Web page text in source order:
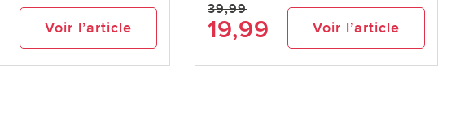
Voir l’article
39,99
19,99 Voir l’article